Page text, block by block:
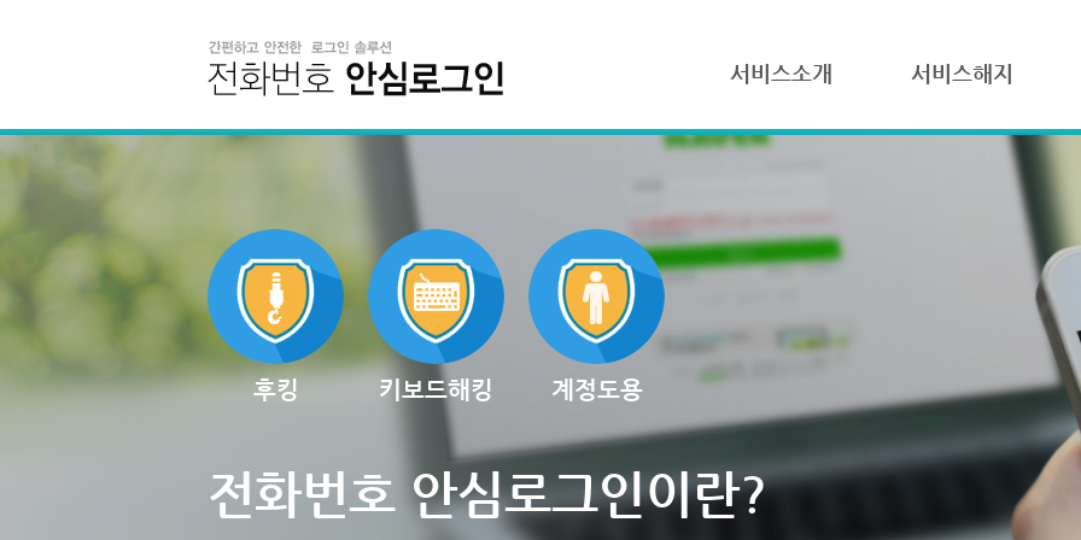
서비스소개 서비스해지
후킹 키보드해킹 계정도용
전화번호 안심로그인이란?